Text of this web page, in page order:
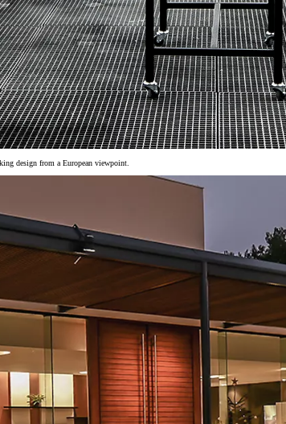
design from a European viewpoint.